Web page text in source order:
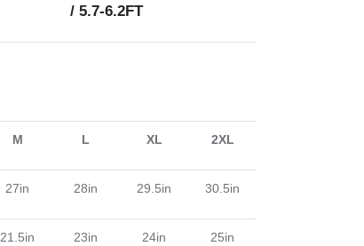
/ 5.7-6.2FT
M L XL 2XL
27in 28in 29.5in 30.5in
21.5in 23in 24in 25in